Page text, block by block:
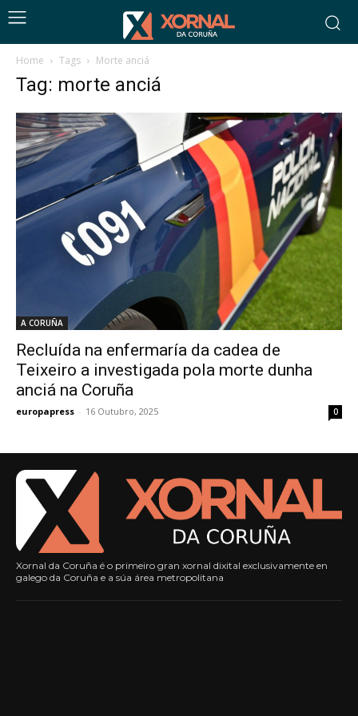
Home Tags Morte anciá
Tag: morte anciá
A CORUÑA
Recluída na enfermaría da cadea de
Teixeiro a investigada pola morte dunha
anciá na Coruña
europapress - 16 Outubro, 2025 0
Xornal da Coruña é o primeiro gran xornal dixital exclusivamente en
galego da Coruña e a súa área metropolitana